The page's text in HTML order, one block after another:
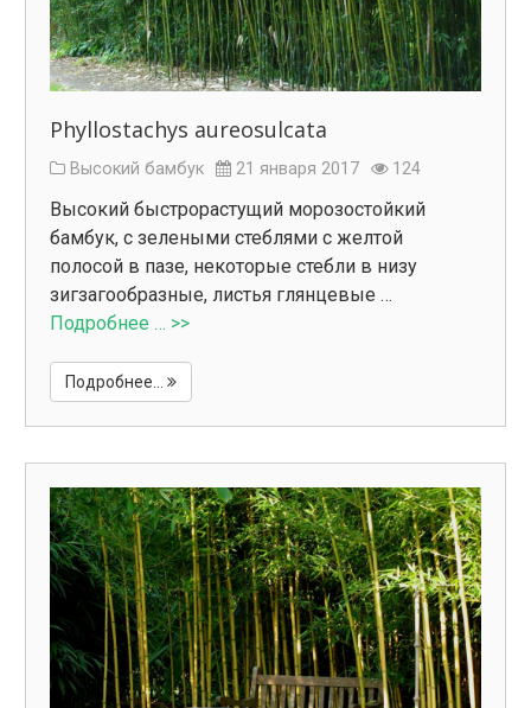
Phyllostachys aureosulcata
Высокий бамбук 21 января 2017 124
Высокий быстрорастущий морозостойкий
бамбук, с зелеными стеблями с желтой
полосой в пазе, некоторые стебли в низу
зигзагообразные, листья глянцевые …
Подробнее … >>
Подробнее...